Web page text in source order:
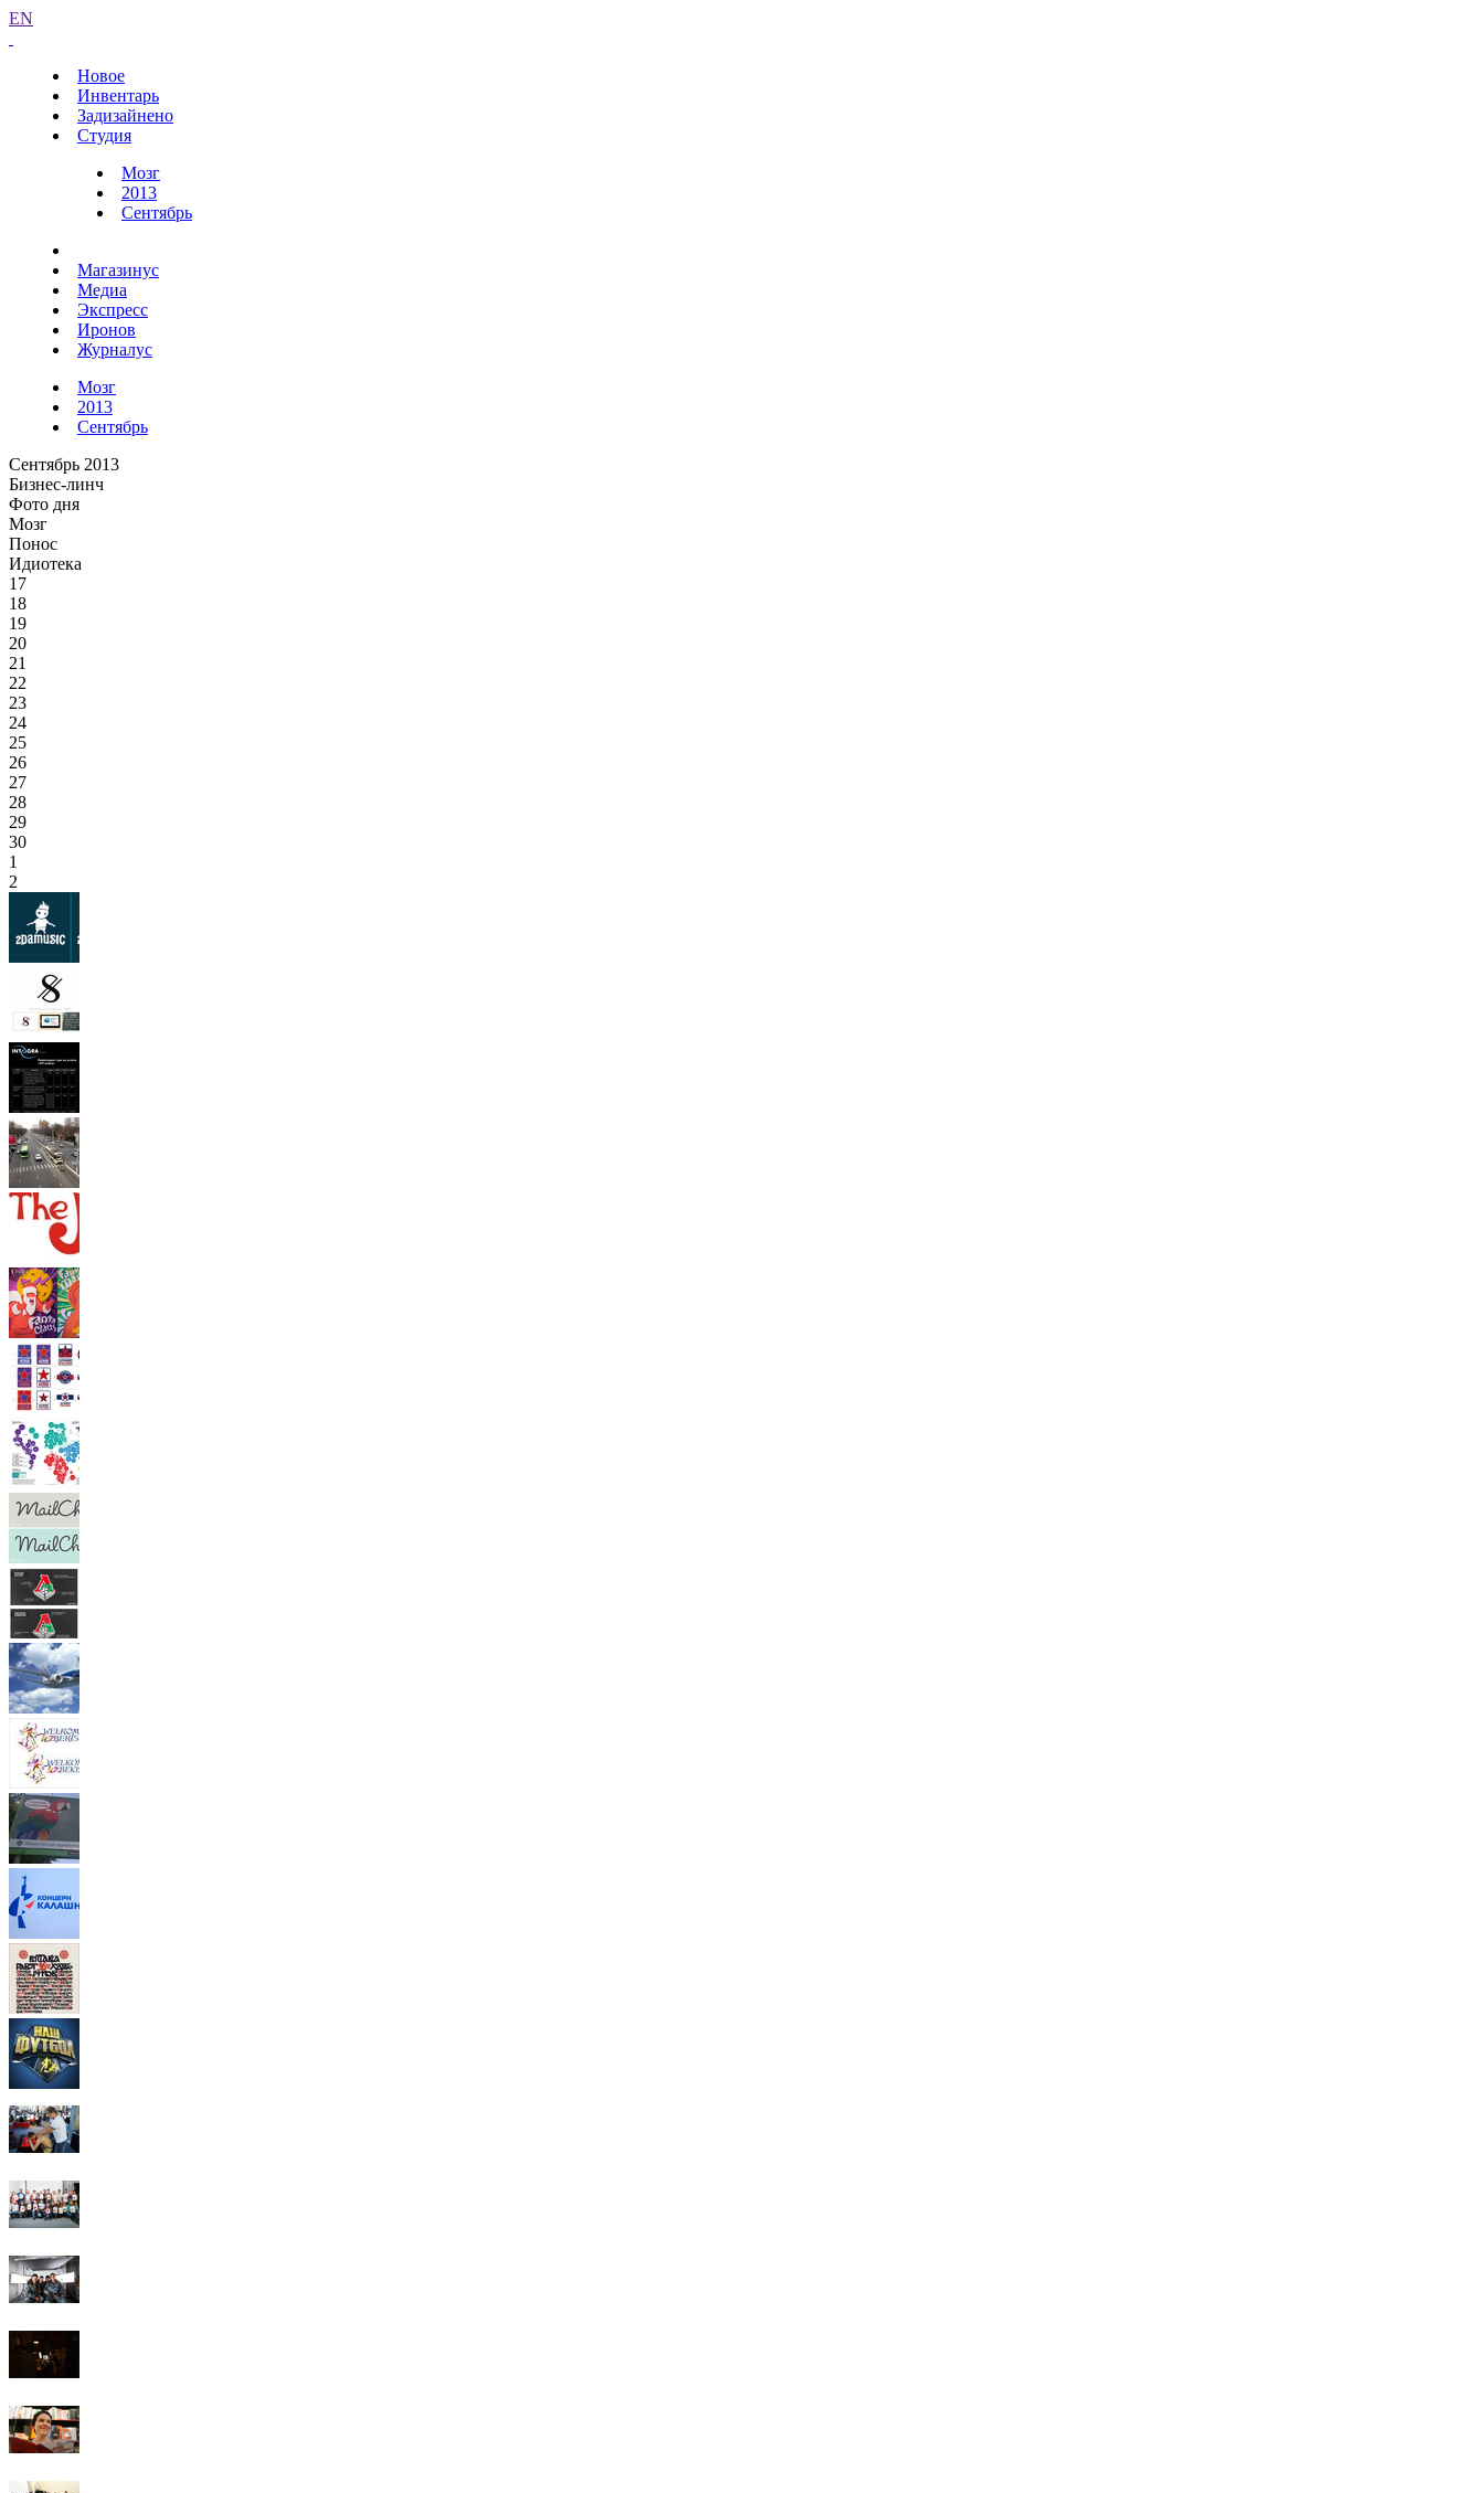
EN
Новое
Инвентарь
Задизайнено
Студия
Мозг
2013
Сентябрь
Магазинус
Медиа
Экспресс
Иронов
Журналус
Мозг
2013
Сентябрь
Сентябрь 2013
Бизнес-линч
Фото дня
Мозг
Понос
Идиотека
17
18
19
20
21
22
23
24
25
26
27
28
29
30
1
2